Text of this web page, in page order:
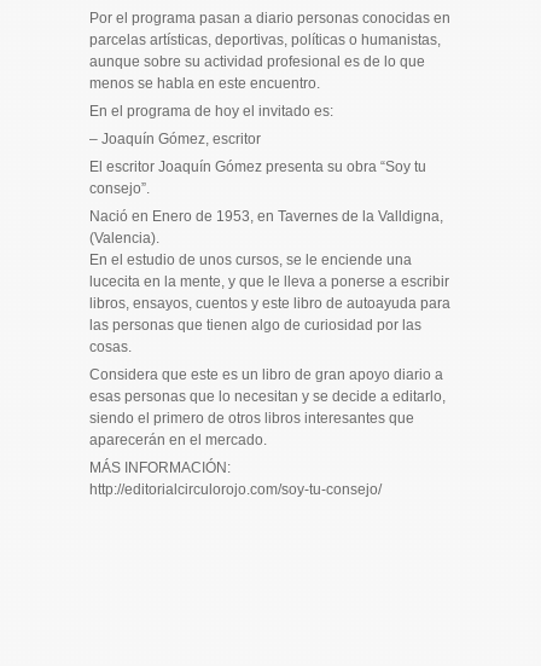
Por el programa pasan a diario personas conocidas en
parcelas artísticas, deportivas, políticas o humanistas,
aunque sobre su actividad profesional es de lo que
menos se habla en este encuentro.
En el programa de hoy el invitado es:
– Joaquín Gómez, escritor
El escritor Joaquín Gómez presenta su obra “Soy tu
consejo”.
Nació en Enero de 1953, en Tavernes de la Valldigna,
(Valencia).
En el estudio de unos cursos, se le enciende una
lucecita en la mente, y que le lleva a ponerse a escribir
libros, ensayos, cuentos y este libro de autoayuda para
las personas que tienen algo de curiosidad por las
cosas.
Considera que este es un libro de gran apoyo diario a
esas personas que lo necesitan y se decide a editarlo,
siendo el primero de otros libros interesantes que
aparecerán en el mercado.
MÁS INFORMACIÓN:
http://editorialcirculorojo.com/soy-tu-consejo/